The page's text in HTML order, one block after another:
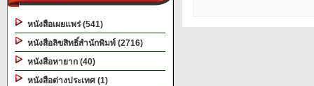
หนังสือเผยแพร่ (541)
หนังสือลิขสิทธิ์สำนักพิมพ์ (2716)
หนังสือหายาก (40)
หนังสือต่างประเทศ (1)